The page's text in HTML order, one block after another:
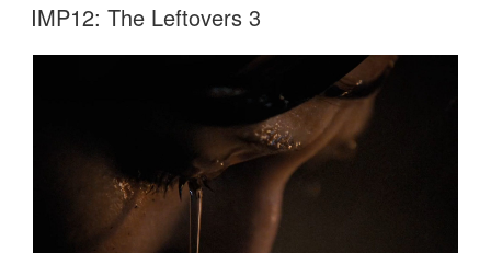
IMP12: The Leftovers 3